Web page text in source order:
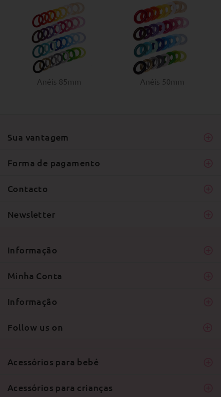
Anéis 85mm Anéis 50mm
Sua vantagem
Forma de pagamento
Contacto
Newsletter
Informação
Minha Conta
Informação
Follow us on
Acessórios para bebé
Acessórios para crianças